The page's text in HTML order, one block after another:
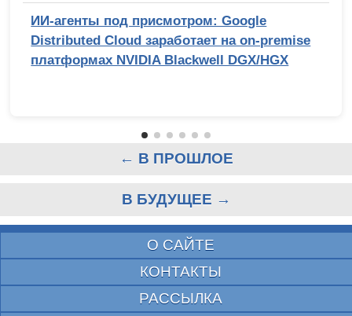
ИИ-агенты под присмотром: Google
Distributed Cloud заработает на on-premise
платформах NVIDIA Blackwell DGX/HGX
← В ПРОШЛОЕ
В БУДУЩЕЕ →
О САЙТЕ
КОНТАКТЫ
РАССЫЛКА